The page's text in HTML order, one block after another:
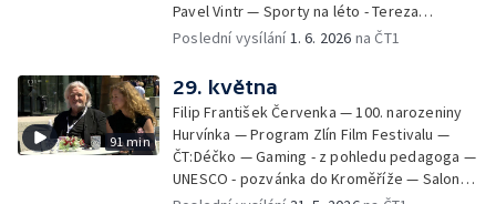
Pavel Vintr — Sporty na léto - Tereza
Michalová — Černé ovce — Změny v
v Českém ráji - Tomáš Jeřábek, Magdalena
Borová, Eva Váchová
Poslední vysílání1. 6. 2026 na ČT1
91 min
29. května
Filip František Červenka — 100. narozeniny
Hurvínka — Program Zlín Film Festivalu —
ČT:Déčko — Gaming - z pohledu pedagoga —
UNESCO - pozvánka do Kroměříže — Salon